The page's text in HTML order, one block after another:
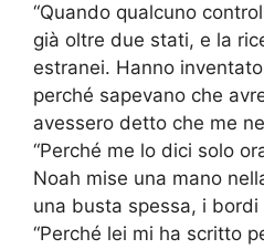
“Quando qualcuno
già oltre due stati, e la
estranei. Hanno
perché sapevano che
avessero detto che me
“Perché me lo dici solo
Noah mise una mano
una busta spessa, i
“Perché lei mi ha scritto